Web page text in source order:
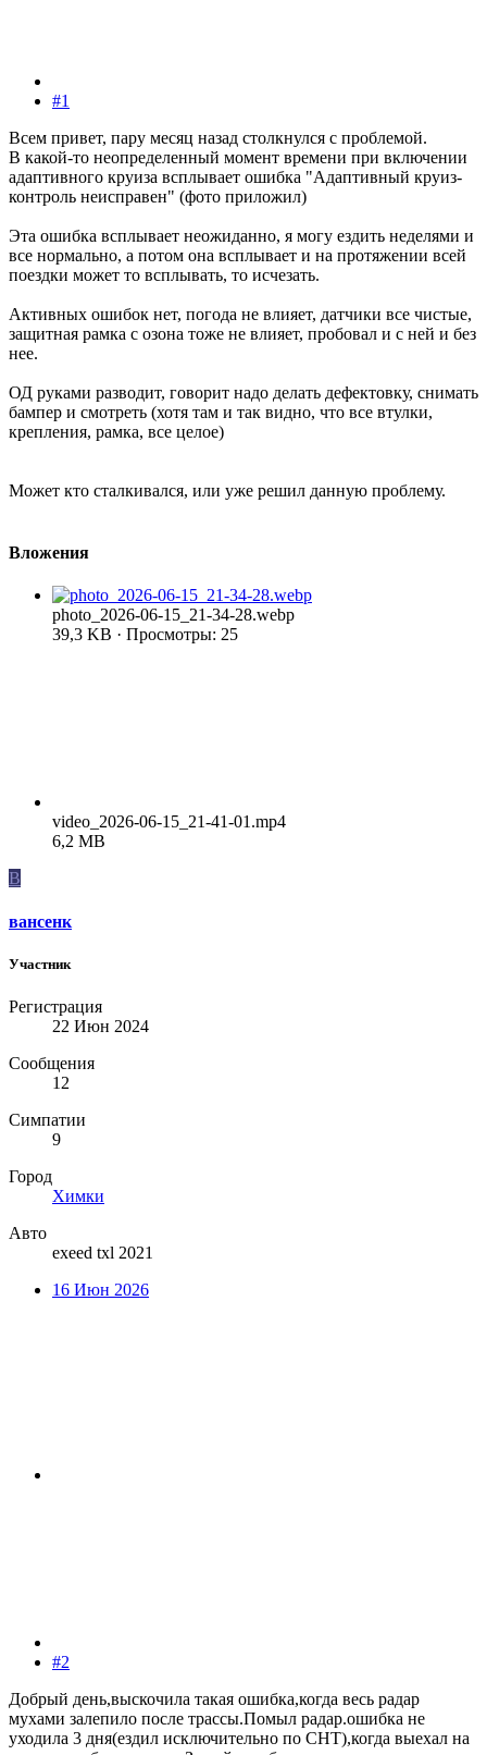
#1
Всем привет, пару месяц назад столкнулся с проблемой.
В какой-то неопределенный момент времени при включении
адаптивного круиза всплывает ошибка "Адаптивный круиз-
контроль неисправен" (фото приложил)
Эта ошибка всплывает неожиданно, я могу ездить неделями и
все нормально, а потом она всплывает и на протяжении всей
поездки может то всплывать, то исчезать.
Активных ошибок нет, погода не влияет, датчики все чистые,
защитная рамка с озона тоже не влияет, пробовал и с ней и без
нее.
ОД руками разводит, говорит надо делать дефектовку, снимать
бампер и смотреть (хотя там и так видно, что все втулки,
крепления, рамка, все целое)
Может кто сталкивался, или уже решил данную проблему.
Вложения
photo_2026-06-15_21-34-28.webp
39,3 KB · Просмотры: 25
video_2026-06-15_21-41-01.mp4
6,2 MB
В
вансенк
Участник
Регистрация
22 Июн 2024
Сообщения
12
Симпатии
9
Город
Химки
Авто
exeed txl 2021
16 Июн 2026
#2
Добрый день,выскочила такая ошибка,когда весь радар
мухами залепило после трассы.Помыл радар.ошибка не
уходила 3 дня(ездил исключительно по СНТ),когда выехал на